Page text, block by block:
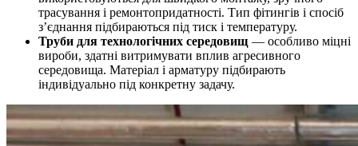
трасування і ремонтопридатності. Тип фітингів і спосіб
з’єднання підбираються під тиск і температуру.
Труби для технологічних середовищ — особливо міцні
вироби, здатні витримувати вплив агресивного
середовища. Матеріал і арматуру підбирають
індивідуально під конкретну задачу.